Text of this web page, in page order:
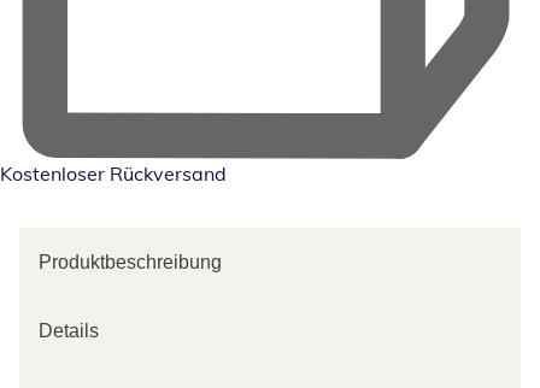
Kostenloser Rückversand
Produktbeschreibung
Details